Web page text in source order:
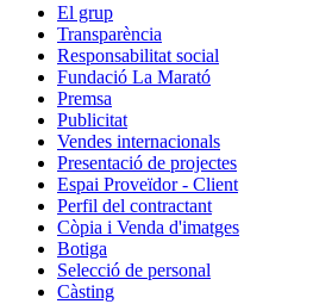
El grup
Transparència
Responsabilitat social
Fundació La Marató
Premsa
Publicitat
Vendes internacionals
Presentació de projectes
Espai Proveïdor - Client
Perfil del contractant
Còpia i Venda d'imatges
Botiga
Selecció de personal
Càsting